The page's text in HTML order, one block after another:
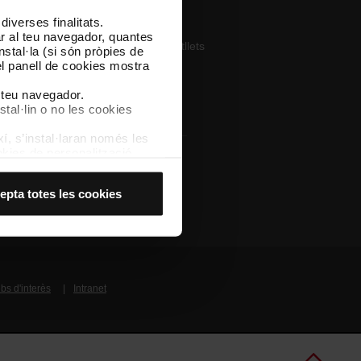
finalitats.
al teu navegador, quantes
(si són pròpies de
panell de cookies mostra
navegador.
o no les cookies
s’instal·laran només les
d’usuari.
totes les cookies
TMB App i compra els teus bitllets
d'interès Intranet